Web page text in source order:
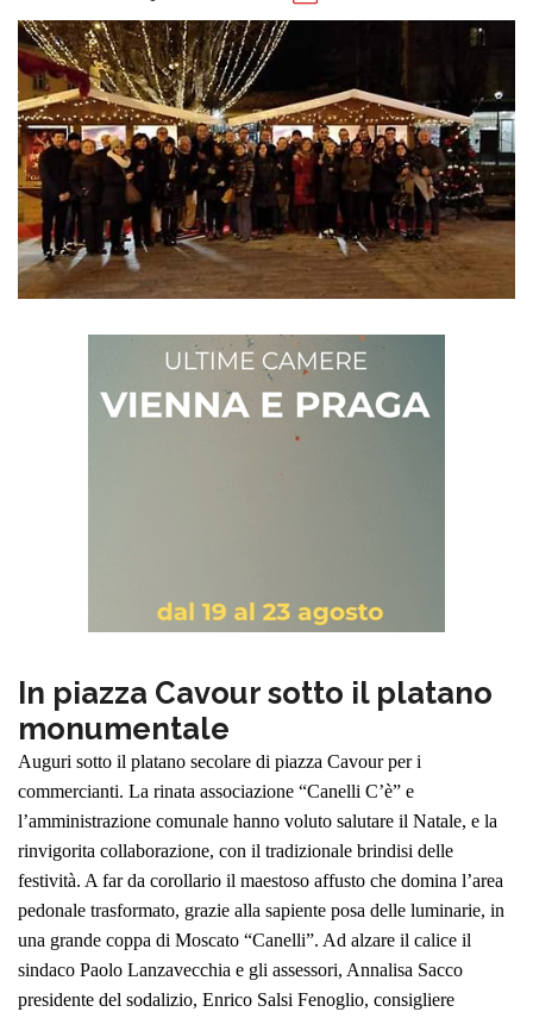
In piazza Cavour sotto il platano
monumentale
Auguri sotto il platano secolare di piazza Cavour per i
commercianti. La rinata associazione “Canelli C’è” e
l’amministrazione comunale hanno voluto salutare il Natale, e la
rinvigorita collaborazione, con il tradizionale brindisi delle
festività. A far da corollario il maestoso affusto che domina l’area
pedonale trasformato, grazie alla sapiente posa delle luminarie, in
una grande coppa di Moscato “Canelli”. Ad alzare il calice il
sindaco Paolo Lanzavecchia e gli assessori, Annalisa Sacco
presidente del sodalizio, Enrico Salsi Fenoglio, consigliere